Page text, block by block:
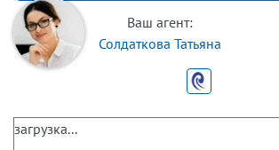
Ваш агент:
Солдаткова Татьяна
загрузка...